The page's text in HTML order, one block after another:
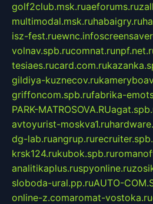
golf2club.msk.ruaeforums.ru
multimodal.msk.ruhabaigry.ru
isz-fest.ruewnc.info
volnav.spb.rucomnat.ru
tesiaes.rucard.com.ru
gildiya-kuznecov.ru
griffoncom.spb.rufabrika-
PARK-MATROSOVA.RU
avtoyurist-moskva1.ru
dg-lab.ruangrup.ru
krsk124.rukubok.spb.ru
analitikaplus.ruspyonline.ru
sloboda-ural.pp.ruAUTO-
online-z.comaromat-vostoka.ru